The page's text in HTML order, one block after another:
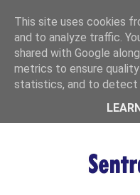
This site uses cookies
and to analyze traffic.
shared with Google
metrics to ensure
statistics, and to detect